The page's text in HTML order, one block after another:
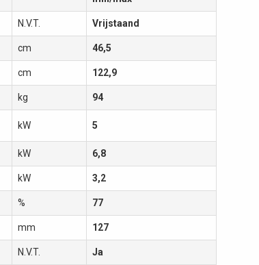
N.V.T. Vrijstaand
cm 46,5
cm 122,9
kg 94
kW 5
kW 6,8
kW 3,2
% 77
mm 127
N.V.T. Ja